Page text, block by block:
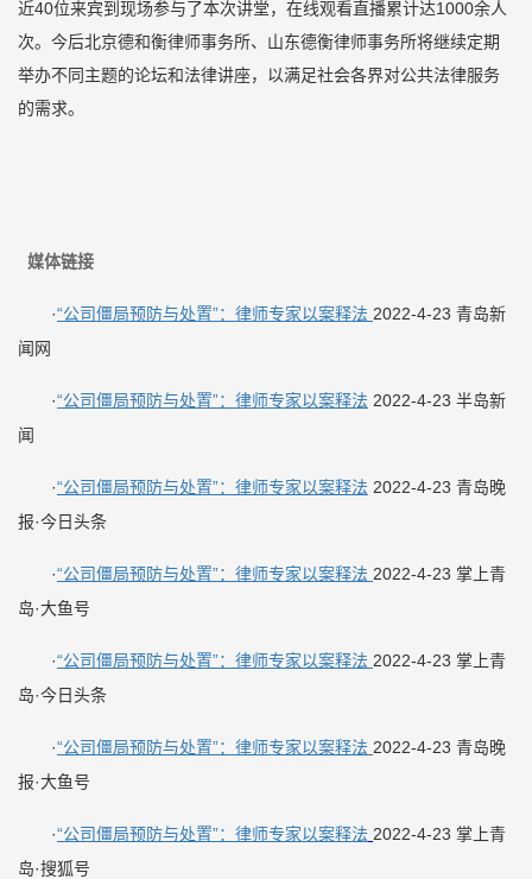
近40位来宾到现场参与了本次讲堂，在线观看直播累计达1000余人
次。今后北京德和衡律师事务所、山东德衡律师事务所将继续定期
举办不同主题的论坛和法律讲座，以满足社会各界对公共法律服务
的需求。
媒体链接
·“公司僵局预防与处置”：律师专家以案释法 2022-4-23 青岛新
闻网
·“公司僵局预防与处置”：律师专家以案释法 2022-4-23 半岛新
闻
·“公司僵局预防与处置”：律师专家以案释法 2022-4-23 青岛晚
报·今日头条
·“公司僵局预防与处置”：律师专家以案释法 2022-4-23 掌上青
岛·大鱼号
·“公司僵局预防与处置”：律师专家以案释法 2022-4-23 掌上青
岛·今日头条
·“公司僵局预防与处置”：律师专家以案释法 2022-4-23 青岛晚
报·大鱼号
·“公司僵局预防与处置”：律师专家以案释法 2022-4-23 掌上青
岛·搜狐号